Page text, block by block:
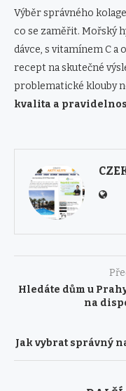
Výběr správného
co se zaměřit. Mořský
dávce, s vitamínem C a
recept na skutečné
problematické klouby
kvalita a
Hledáte dům u
na
Jak vybrat správný